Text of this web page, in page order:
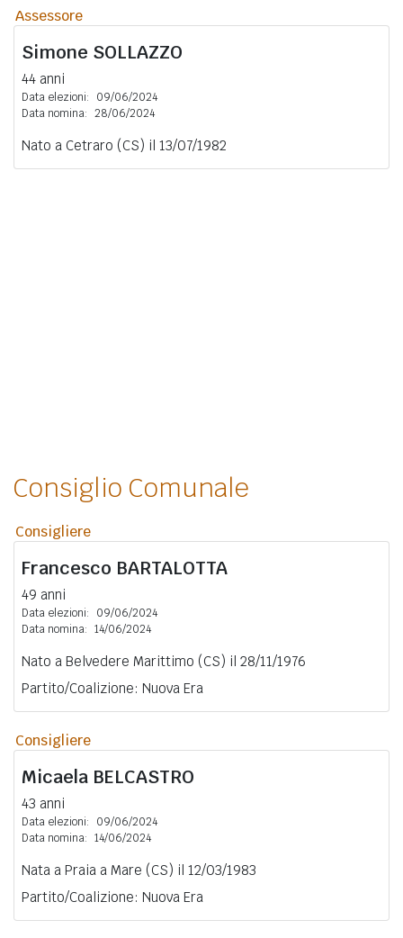
Assessore
Simone SOLLAZZO
44 anni
Data elezioni:
09/06/2024
Data nomina: 28/06/2024
Nato a Cetraro (CS) il 13/07/1982
Consiglio Comunale
Consigliere
Francesco BARTALOTTA
49 anni
Data elezioni:
09/06/2024
Data nomina: 14/06/2024
Nato a Belvedere Marittimo (CS) il 28/11/1976
Partito/Coalizione: Nuova Era
Consigliere
Micaela BELCASTRO
43 anni
Data elezioni:
09/06/2024
Data nomina: 14/06/2024
Nata a Praia a Mare (CS) il 12/03/1983
Partito/Coalizione: Nuova Era